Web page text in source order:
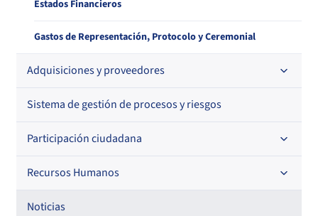
Estados Financieros
Gastos de Representación, Protocolo y Ceremonial
Adquisiciones y proveedores
Contrataciones
Histórico de órdenes de compra
Histórico detalle Pago a Proveedores
Información para proveedores institucionales
Sistema de gestión de procesos y riesgos
Participación ciudadana
Acceso a información relevante
Audiencias Públicas
Recursos Humanos
Código de Ética de la Superintendencia
Noticias